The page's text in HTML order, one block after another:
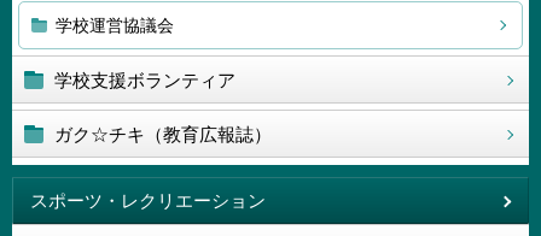
学校運営協議会
学校支援ボランティア
ガク☆チキ（教育広報誌）
スポーツ・レクリエーション